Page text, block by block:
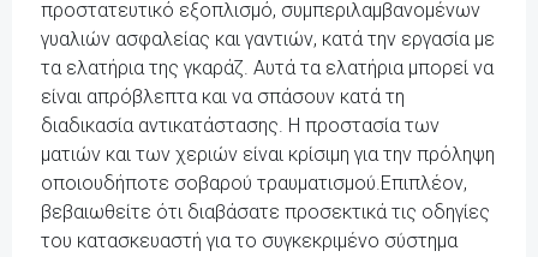
προστατευτικό εξοπλισμό, συμπεριλαμβανομένων
γυαλιών ασφαλείας και γαντιών, κατά την εργασία με
τα ελατήρια της γκαράζ. Αυτά τα ελατήρια μπορεί να
είναι απρόβλεπτα και να σπάσουν κατά τη
διαδικασία αντικατάστασης. Η προστασία των
ματιών και των χεριών είναι κρίσιμη για την πρόληψη
οποιουδήποτε σοβαρού τραυματισμού.Επιπλέον,
βεβαιωθείτε ότι διαβάσατε προσεκτικά τις οδηγίες
του κατασκευαστή για το συγκεκριμένο σύστημα